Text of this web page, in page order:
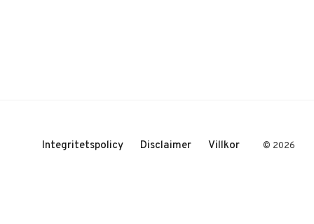
Integritetspolicy Disclaimer Villkor © 2026